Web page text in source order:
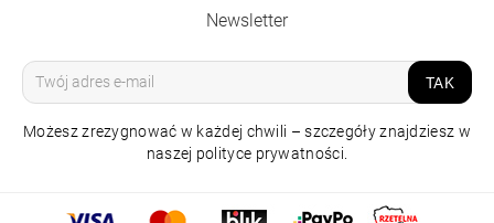
Newsletter
TAK
Możesz zrezygnować w każdej chwili – szczegóły znajdziesz w
naszej polityce prywatności.